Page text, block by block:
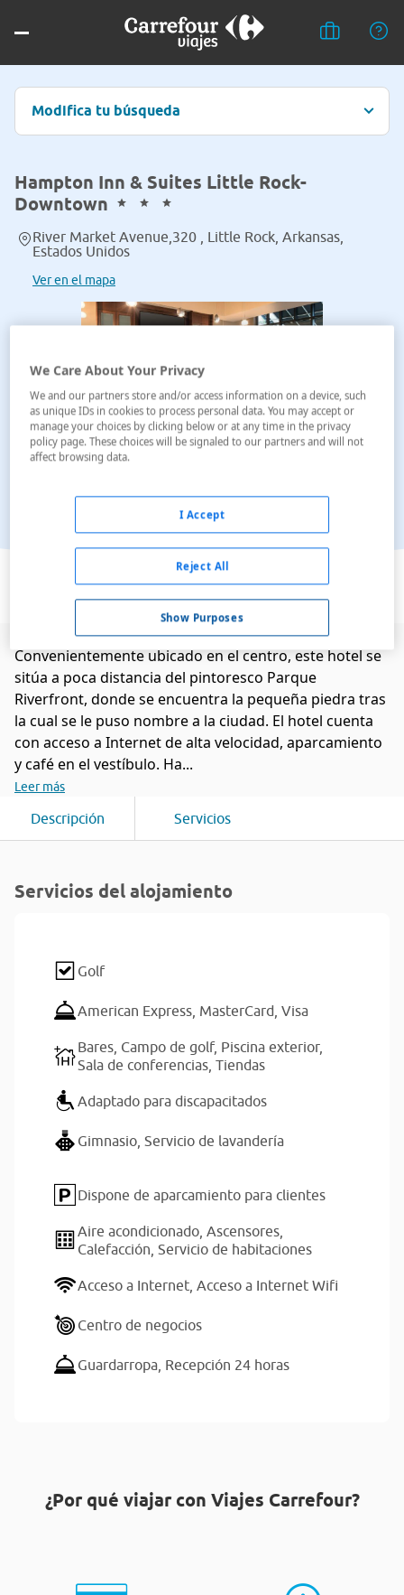
Modifica tu búsqueda
Hampton Inn & Suites Little Rock-
Downtown
River Market Avenue,320 , Little Rock, Arkansas,
Estados Unidos
Ver en el mapa
Ver en el mapa
Convenientemente ubicado en el centro, este hotel se
sitúa a poca distancia del pintoresco Parque
Riverfront, donde se encuentra la pequeña piedra tras
la cual se le puso nombre a la ciudad. El hotel cuenta
con acceso a Internet de alta velocidad, aparcamiento
y café en el vestíbulo. Ha...
Leer más
Descripción Servicios
Servicios del alojamiento
Golf
American Express, MasterCard, Visa
Bares, Campo de golf, Piscina exterior,
Sala de conferencias, Tiendas
Adaptado para discapacitados
Gimnasio, Servicio de lavandería
Dispone de aparcamiento para clientes
Aire acondicionado, Ascensores,
Calefacción, Servicio de habitaciones
Acceso a Internet, Acceso a Internet Wifi
Centro de negocios
Guardarropa, Recepción 24 horas
¿Por qué viajar con Viajes Carrefour?
We Care About Your Privacy
We and our partners store and/or access information on a device, such
as unique IDs in cookies to process personal data. You may accept or
manage your choices by clicking below or at any time in the privacy
policy page. These choices will be signaled to our partners and will not
affect browsing data.
Show Purposes
Reject All
I Accept